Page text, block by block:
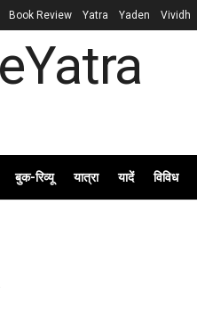
Book Review Yatra Yaden Vividh
बुक-रिव्यू यात्रा यादें विविध